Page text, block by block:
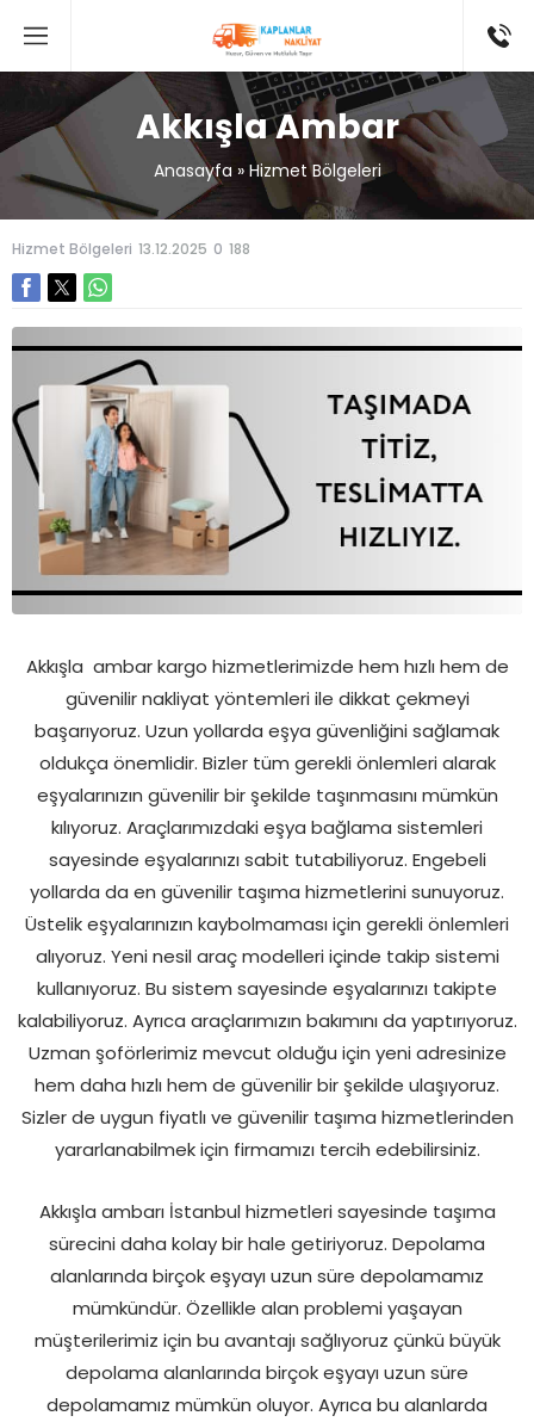
Akkışla Ambar
Anasayfa » Hizmet Bölgeleri
Hizmet Bölgeleri 13.12.2025 0 188
Akkışla ambar kargo hizmetlerimizde hem hızlı hem de
güvenilir nakliyat yöntemleri ile dikkat çekmeyi
başarıyoruz. Uzun yollarda eşya güvenliğini sağlamak
oldukça önemlidir. Bizler tüm gerekli önlemleri alarak
eşyalarınızın güvenilir bir şekilde taşınmasını mümkün
kılıyoruz. Araçlarımızdaki eşya bağlama sistemleri
sayesinde eşyalarınızı sabit tutabiliyoruz. Engebeli
yollarda da en güvenilir taşıma hizmetlerini sunuyoruz.
Üstelik eşyalarınızın kaybolmaması için gerekli önlemleri
alıyoruz. Yeni nesil araç modelleri içinde takip sistemi
kullanıyoruz. Bu sistem sayesinde eşyalarınızı takipte
kalabiliyoruz. Ayrıca araçlarımızın bakımını da yaptırıyoruz.
Uzman şoförlerimiz mevcut olduğu için yeni adresinize
hem daha hızlı hem de güvenilir bir şekilde ulaşıyoruz.
Sizler de uygun fiyatlı ve güvenilir taşıma hizmetlerinden
yararlanabilmek için firmamızı tercih edebilirsiniz.
Akkışla ambarı İstanbul hizmetleri sayesinde taşıma
sürecini daha kolay bir hale getiriyoruz. Depolama
alanlarında birçok eşyayı uzun süre depolamamız
mümkündür. Özellikle alan problemi yaşayan
müşterilerimiz için bu avantajı sağlıyoruz çünkü büyük
depolama alanlarında birçok eşyayı uzun süre
depolamamız mümkün oluyor. Ayrıca bu alanlarda